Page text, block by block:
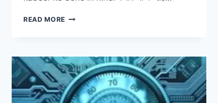
READ MORE KABEER
HINDI
43
कबीर
जी
के